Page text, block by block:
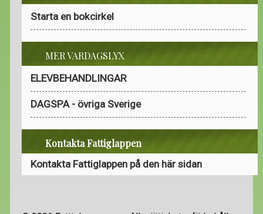
Starta en bokcirkel
MER VARDAGSLYX
ELEVBEHANDLINGAR
DAGSPA - övriga Sverige
Kontakta Fattiglappen
Kontakta Fattiglappen på den här sidan